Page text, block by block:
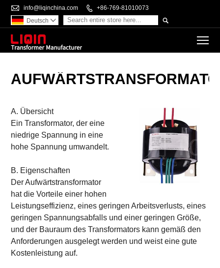
 info@liqinchina.com  +86-769-81010073

Deutsch 
A. Übersicht
Ein Transformator, der eine
niedrige Spannung in eine
hohe Spannung umwandelt.
B. Eigenschaften
Der Aufwärtstransformator
hat die Vorteile einer hohen
Leistungseffizienz, eines geringen Arbeitsverlusts, eines
geringen Spannungsabfalls und einer geringen Größe,
und der Bauraum des Transformators kann gemäß den
Anforderungen ausgelegt werden und weist eine gute
Kostenleistung auf.